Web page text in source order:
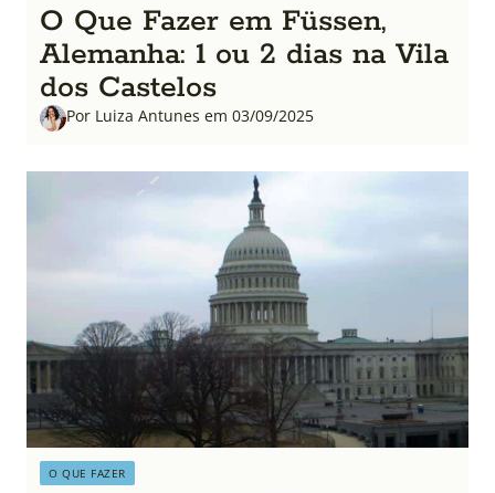
O Que Fazer em Füssen,
Alemanha: 1 ou 2 dias na Vila
dos Castelos
Por Luiza Antunes em 03/09/2025
O QUE FAZER